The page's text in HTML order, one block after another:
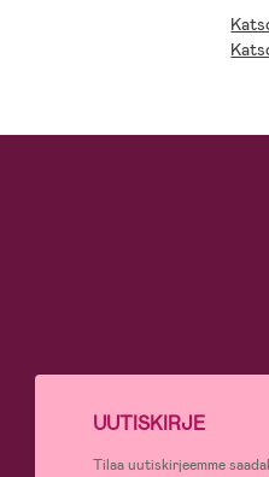
UUTISKIRJE
Tilaa uutiskirjeemme